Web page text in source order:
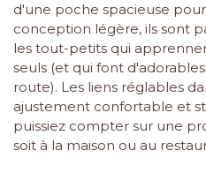
d'une poche spacieuse
conception légère, ils sont
les tout-petits qui
seuls (et qui font
route). Les liens réglables
ajustement confortable et
puissiez compter sur une
soit à la maison ou au